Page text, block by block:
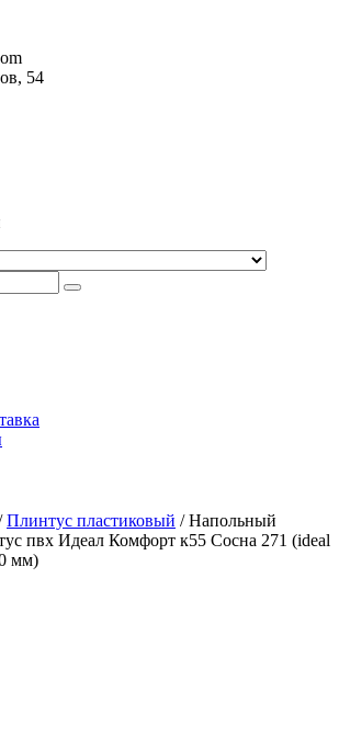
54
Плинтус пластиковый / Напольный
пвх Идеал Комфорт к55 Сосна 271 (ideal
мм)